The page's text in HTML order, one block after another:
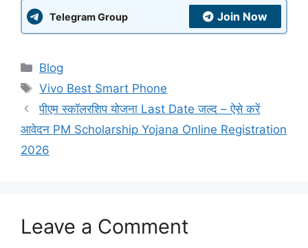
Telegram Group Join Now
Categories
Blog
Tags
Vivo Best Smart Phone
पीएम स्कॉलरशिप योजना Last Date जल्द – ऐसे करें
आवेदन PM Scholarship Yojana Online Registration
2026
Leave a Comment